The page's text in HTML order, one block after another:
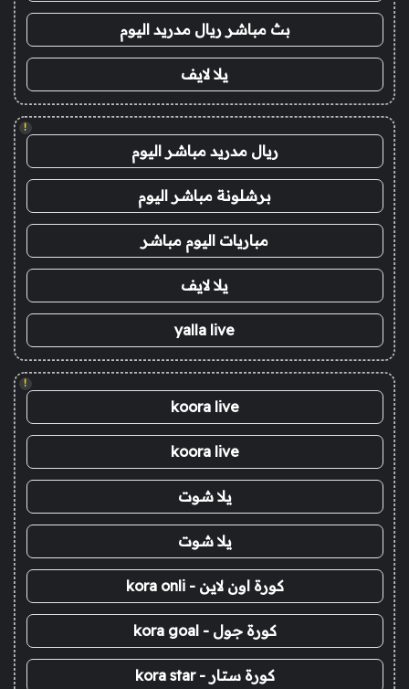
بث مباشر ريال مدريد اليوم
يلا لايف
!
ريال مدريد مباشر اليوم
برشلونة مباشر اليوم
مباريات اليوم مباشر
يلا لايف
yalla live
!
koora live
koora live
يلا شوت
يلا شوت
كورة اون لاين - kora onli
كورة جول - kora goal
كورة ستار - kora star